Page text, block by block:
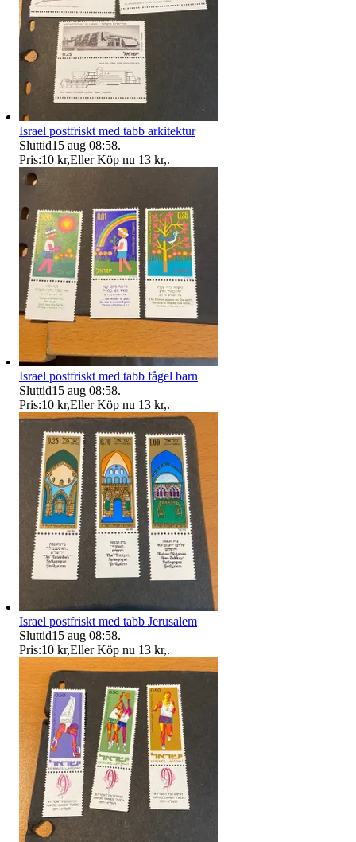
Israel postfriskt med tabb arkitektur
Sluttid15 aug 08:58.
Pris:10 kr,Eller Köp nu 13 kr,.
Israel postfriskt med tabb fågel barn
Sluttid15 aug 08:58.
Pris:10 kr,Eller Köp nu 13 kr,.
Israel postfriskt med tabb Jerusalem
Sluttid15 aug 08:58.
Pris:10 kr,Eller Köp nu 13 kr,.